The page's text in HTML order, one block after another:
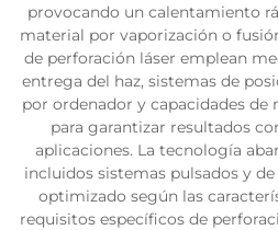
provocando un calentamiento
material por vaporización o
de perforación láser emplean
entrega del haz, sistemas de
por ordenador y capacidades
para garantizar resultados
aplicaciones. La tecnología
incluidos sistemas pulsados y
optimizado según las
requisitos específicos de